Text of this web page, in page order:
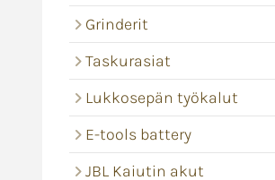
Grinderit
Taskurasiat
Lukkosepän työkalut
E-tools battery
JBL Kaiutin akut